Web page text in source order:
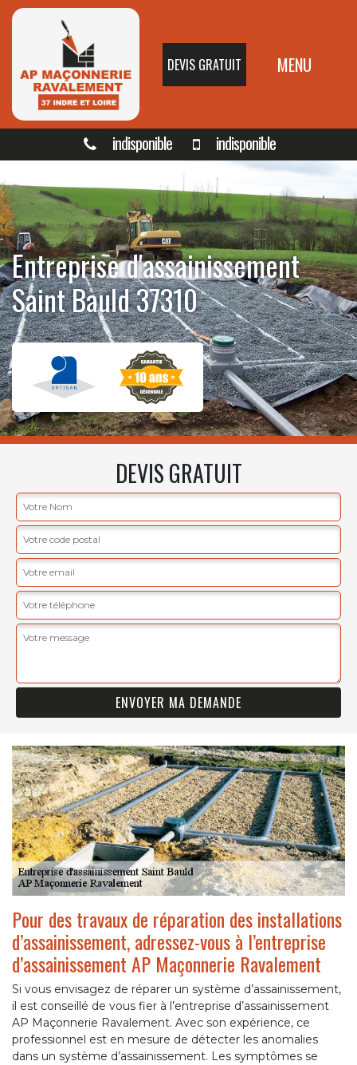
DEVIS GRATUIT MENU
indisponible indisponible
Entreprise d'assainissement
Saint Bauld 37310
DEVIS GRATUIT
Pour des travaux de réparation des installations
d’assainissement, adressez-vous à l’entreprise
d’assainissement AP Maçonnerie Ravalement
Si vous envisagez de réparer un système d’assainissement,
il est conseillé de vous fier à l’entreprise d’assainissement
AP Maçonnerie Ravalement. Avec son expérience, ce
professionnel est en mesure de détecter les anomalies
dans un système d’assainissement. Les symptômes se